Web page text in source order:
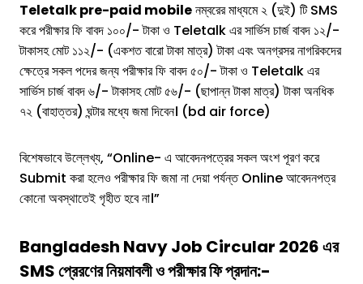
Teletalk pre-paid mobileনম্বরের মাধ্যমে ২ (দুই) টি SMS
করে পরীক্ষার ফি বাবদ ১০০/- টাকা ও Teletalk এর সার্ভিস চার্জ বাবদ ১২/-
টাকাসহ মোট ১১২/- (একশত বারো টাকা মাত্র) টাকা এবং অনগ্রসর নাগরিকদের
ক্ষেত্রে সকল পদের জন্য পরীক্ষার ফি বাবদ ৫০/- টাকা ও Teletalk এর
সার্ভিস চার্জ বাবদ ৬/- টাকাসহ মোট ৫৬/- (ছাপান্ন টাকা মাত্র) টাকা অনধিক
৭২ (বাহাত্তর) ঘন্টার মধ্যে জমা দিবেন। (bd air force)
বিশেষভাবে উল্লেখ্য, “Online- এ আবেদনপত্রের সকল অংশ পূরণ করে
Submit করা হলেও পরীক্ষার ফি জমা না দেয়া পর্যন্ত Online আবেদনপত্র
কোনো অবস্থাতেই গৃহীত হবে না।”
Bangladesh Navy Job Circular 2026এর
SMS প্রেরণের নিয়মাবলী ও পরীক্ষার ফি প্রদান:-